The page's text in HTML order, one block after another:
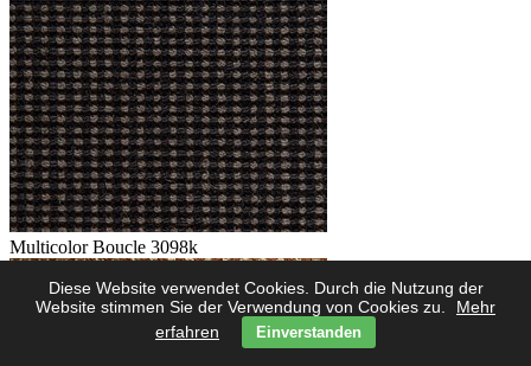
Diese Website verwendet Cookies. Durch die Nutzung der
Website stimmen Sie der Verwendung von Cookies zu.
Mehr
erfahren
Einverstanden
Multicolor Boucle 3098k